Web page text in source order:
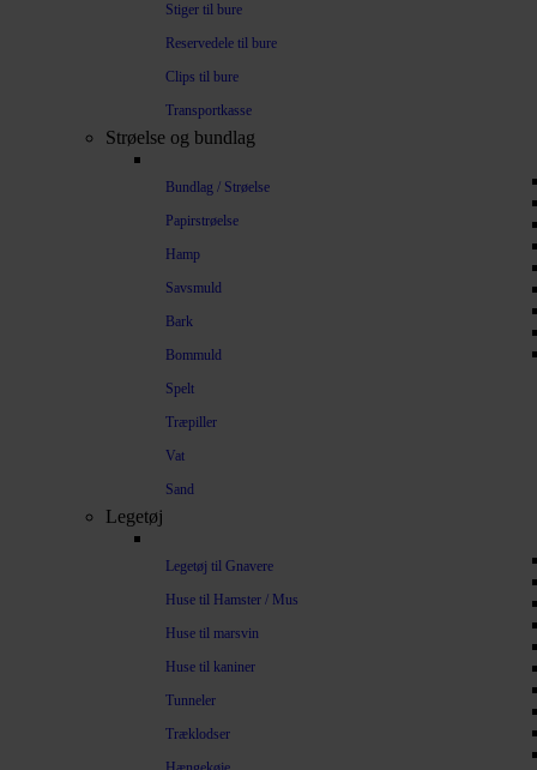
Stiger til bure
Reservedele til bure
Clips til bure
Transportkasse
Strøelse og bundlag
Bundlag / Strøelse
Papirstrøelse
Hamp
Savsmuld
Bark
Bommuld
Spelt
Træpiller
Vat
Sand
Legetøj
Legetøj til Gnavere
Huse til Hamster / Mus
Huse til marsvin
Huse til kaniner
Tunneler
Træklodser